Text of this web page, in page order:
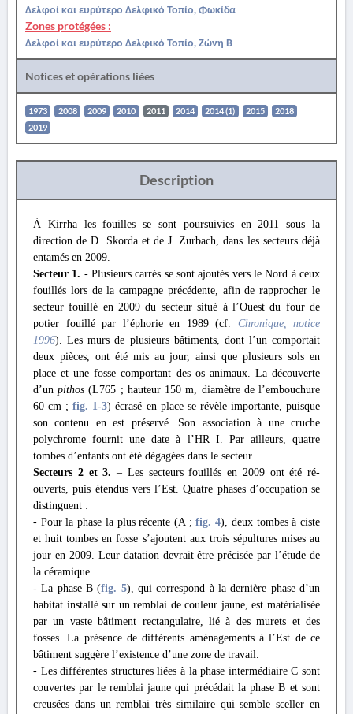
Δελφοί και ευρύτερο Δελφικό Τοπίο, Φωκίδα
Zones protégées :
Δελφοί και ευρύτερο Δελφικό Τοπίο, Ζώνη Β
Notices et opérations liées
1973 2008 2009 2010 2011 2014 2014 (1) 2015
2018
2019
Description
À Kirrha les fouilles se sont poursuivies en 2011 sous la
direction de D. Skorda et de J. Zurbach, dans les secteurs déjà
entamés en 2009.
Secteur 1. - Plusieurs carrés se sont ajoutés vers le Nord à ceux
fouillés lors de la campagne précédente, afin de rapprocher le
secteur fouillé en 2009 du secteur situé à l’Ouest du four de
potier fouillé par l’éphorie en 1989 (cf. Chronique, notice
1996). Les murs de plusieurs bâtiments, dont l’un comportait
deux pièces, ont été mis au jour, ainsi que plusieurs sols en
place et une fosse comportant des os animaux. La découverte
d’unpithos (L765 ; hauteur 150 m, diamètre de l’embouchure
60 cm ;fig. 1-3) écrasé en place se révèle importante, puisque
son contenu en est préservé. Son association à une cruche
polychrome fournit une date à l’HR I. Par ailleurs, quatre
tombes d’enfants ont été dégagées dans le secteur.
Secteurs 2 et 3. – Les secteurs fouillés en 2009 ont été ré-
ouverts, puis étendus vers l’Est. Quatre phases d’occupation se
distinguent :
- Pour la phase la plus récente (A ;fig. 4), deux tombes à ciste
et huit tombes en fosse s’ajoutent aux trois sépultures mises au
jour en 2009. Leur datation devrait être précisée par l’étude de
la céramique.
- La phase B (fig. 5), qui correspond à la dernière phase d’un
habitat installé sur un remblai de couleur jaune, est matérialisée
par un vaste bâtiment rectangulaire, lié à des murets et des
fosses. La présence de différents aménagements à l’Est de ce
bâtiment suggère l’existence d’une zone de travail.
- Les différentes structures liées à la phase intermédiaire C sont
couvertes par le remblai jaune qui précédait la phase B et sont
creusées dans un remblai très similaire qui semble sceller en